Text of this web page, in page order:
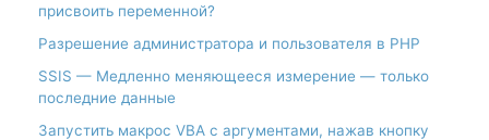
присвоить переменной?
Разрешение администратора и пользователя в PHP
SSIS — Медленно меняющееся измерение — только
последние данные
Запустить макрос VBA с аргументами, нажав кнопку